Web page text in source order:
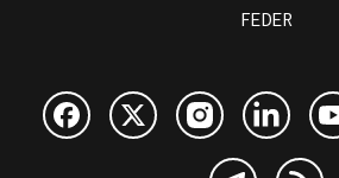
FEDER